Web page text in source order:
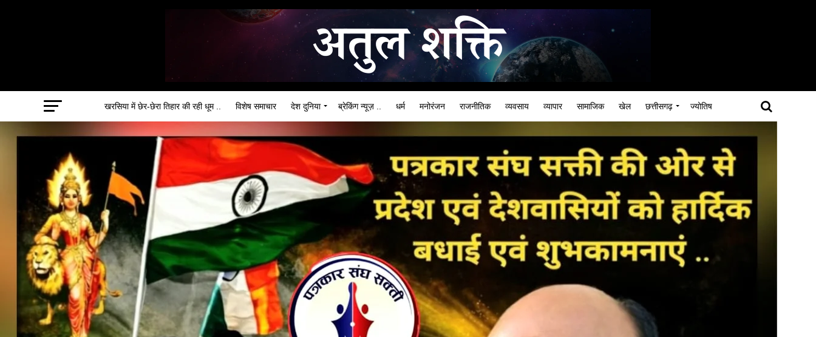
खरसिया में छेर-छेरा तिहार की रही धूम .. विशेष समाचार देश दुनिया ब्रेकिंग न्यूज़ .. धर्म मनोरंजन राजनीतिक व्यवसाय व्यापार सामाजिक खेल छत्तीसगढ़ ज्योतिष